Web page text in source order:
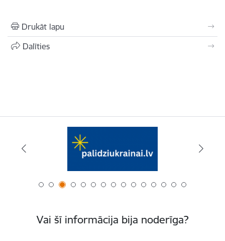
Drukāt lapu
Dalīties
Vai šī informācija bija noderīga?